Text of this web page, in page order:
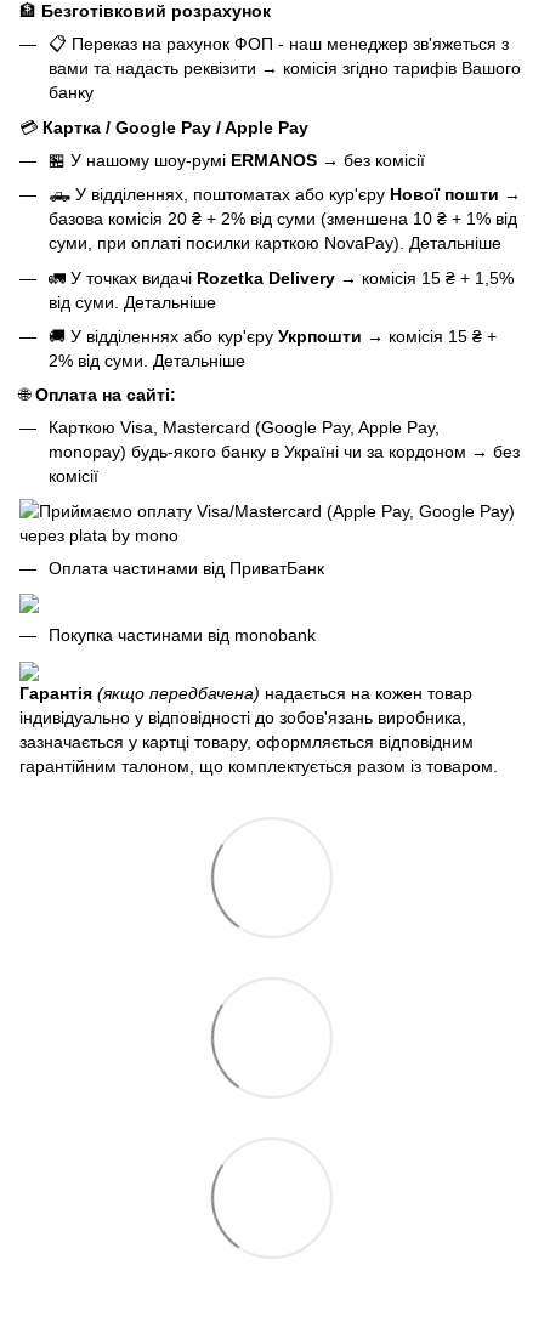
🏦 Безготівковий розрахунок
📋 Переказ на рахунок ФОП - наш менеджер зв'яжеться з
вами та надасть реквізити → комісія згідно тарифів Вашого
банку
💳 Картка / Google Pay / Apple Pay
🏪 У нашому шоу-румі ERMANOS → без комісії
🛻 У відділеннях, поштоматах або кур'єру Нової пошти →
базова комісія 20 ₴ + 2% від суми (зменшена 10 ₴ + 1% від
суми, при оплаті посилки карткою NovaPay). Детальніше
🚛 У точках видачі Rozetka Delivery → комісія 15 ₴ + 1,5%
від суми. Детальніше
🚚 У відділеннях або кур'єру Укрпошти → комісія 15 ₴ +
2% від суми. Детальніше
🌐Оплата на сайті:
Карткою Visa, Mastercard (Google Pay, Apple Pay,
monopay) будь-якого банку в Україні чи за кордоном → без
комісії
Оплата частинами від ПриватБанк
Покупка частинами від monobank
Гарантія (якщо передбачена) надається на кожен товар
індивідуально у відповідності до зобов'язань виробника,
зазначається у картці товару, оформляється відповідним
гарантійним талоном, що комплектується разом із товаром.